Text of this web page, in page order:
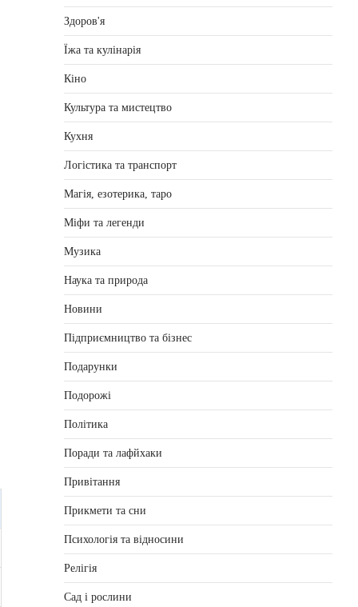
Здоров'я
Їжа та кулінарія
Кіно
Культура та мистецтво
Кухня
Логістика та транспорт
Магія, езотерика, таро
Міфи та легенди
Музика
Наука та природа
Новини
Підприємництво та бізнес
Подарунки
Подорожі
Політика
Поради та лафйхаки
Привітання
Прикмети та сни
Психологія та відносини
Релігія
Сад і рослини